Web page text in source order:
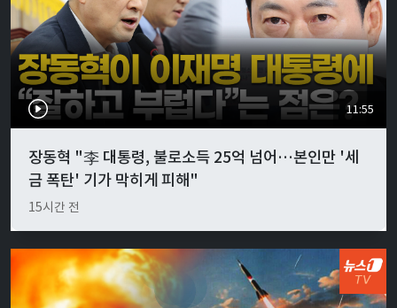
11:55
장동혁 "李 대통령, 불로소득 25억 넘어…본인만 '세
금 폭탄' 기가 막히게 피해"
15시간 전